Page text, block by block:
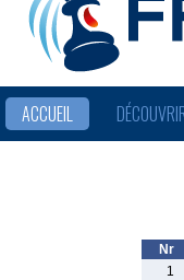
ACCUEIL
Nr
1